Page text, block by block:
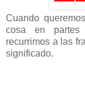
Cuando
cosa en partes
recurrimos a las
significado.